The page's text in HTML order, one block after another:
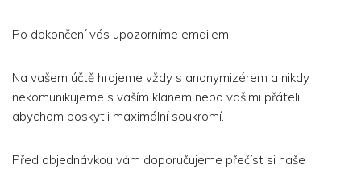
Po dokončení vás upozorníme emailem.
Na vašem účtě hrajeme vždy s anonymizérem a nikdy
nekomunikujeme s vaším klanem nebo vašimi přáteli,
abychom poskytli maximální soukromí.
Před objednávkou vám doporučujeme přečíst si naše